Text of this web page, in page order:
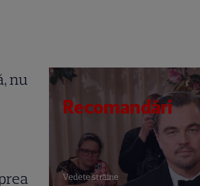
nu
Recomandări
Vedete străine